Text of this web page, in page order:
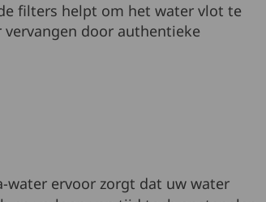
filters helpt om het water vlot te
door authentieke
water ervoor zorgt dat uw water